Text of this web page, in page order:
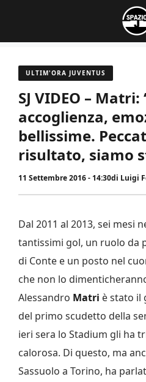
contenuto
ULTIM'ORA JUVENTUS
SJ VIDEO – Matri:
accoglienza,
bellissime.
risultato, siamo
11 Settembre 2016 - 14:30di Luigi
Dal 2011 al 2013, sei mesi
tantissimi gol, un ruolo da
di Conte e un posto nel
che non lo
Alessandro Matri è stato il
del primo scudetto della
ieri sera lo Stadium gli ha
calorosa. Di questo, ma
Sassuolo a Torino, ha